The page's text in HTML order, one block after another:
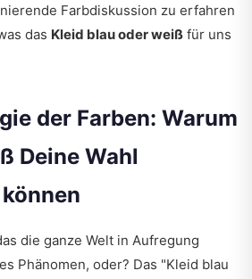
Farbdiskussion zu erfahren
das Kleid blau oder weiß für uns
der Farben: Warum
Deine Wahl
die ganze Welt in Aufregung
Phänomen, oder? Das "Kleid blau